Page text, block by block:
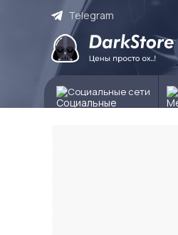
Telegram
Социальные сети